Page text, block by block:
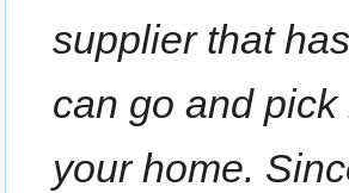
supplier that
can go and
your home.